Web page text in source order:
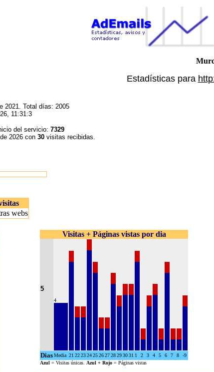
Estadísticas para
2021. Total días: 2005
11:31:3
del servicio: 7329
2026 con 30 visitas recibidas.
webs
Visitas + Páginas vistas por dia
5
4
DiasMedia 21 22232425262728293031 1 2 3 4 5 6 7 8
-9
Azul = Visitas únicas. Azul + Rojo = Páginas vistas